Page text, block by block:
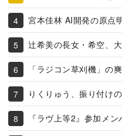
宮本佳林 AI開発の原点
辻希美の長女・希空、
「ラジコン草刈機」の
りくりゅう、振り付け
『ラヴ上等2』参加メ